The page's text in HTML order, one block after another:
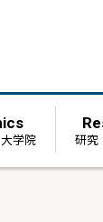
学院 研究